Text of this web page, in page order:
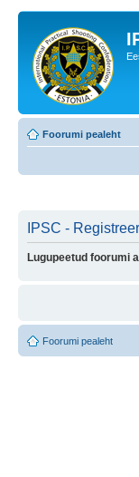
Foorumi pealeht
IPSC -
Lugupeetud foorumi
Foorumi pealeht